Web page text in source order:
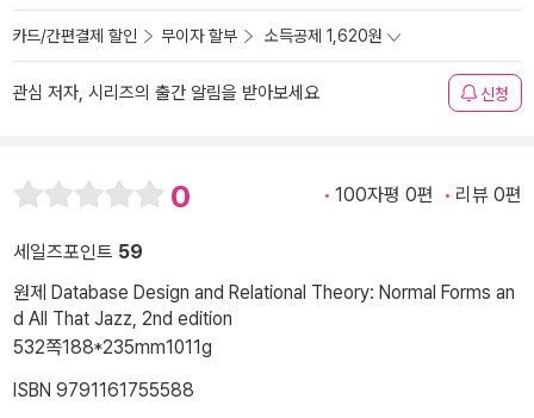
카드/간편결제 할인 무이자 할부 소득공제 1,620원
관심 저자, 시리즈의 출간 알림을 받아보세요 신청
0 100자평 0편 리뷰 0편
세일즈포인트 59
원제 Database Design and Relational Theory: Normal Forms an
d All That Jazz, 2nd edition
532쪽188*235mm1011g
ISBN 9791161755588